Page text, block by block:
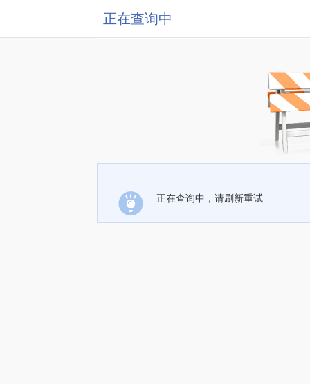
正在查询中
正在查询中，请刷新重试